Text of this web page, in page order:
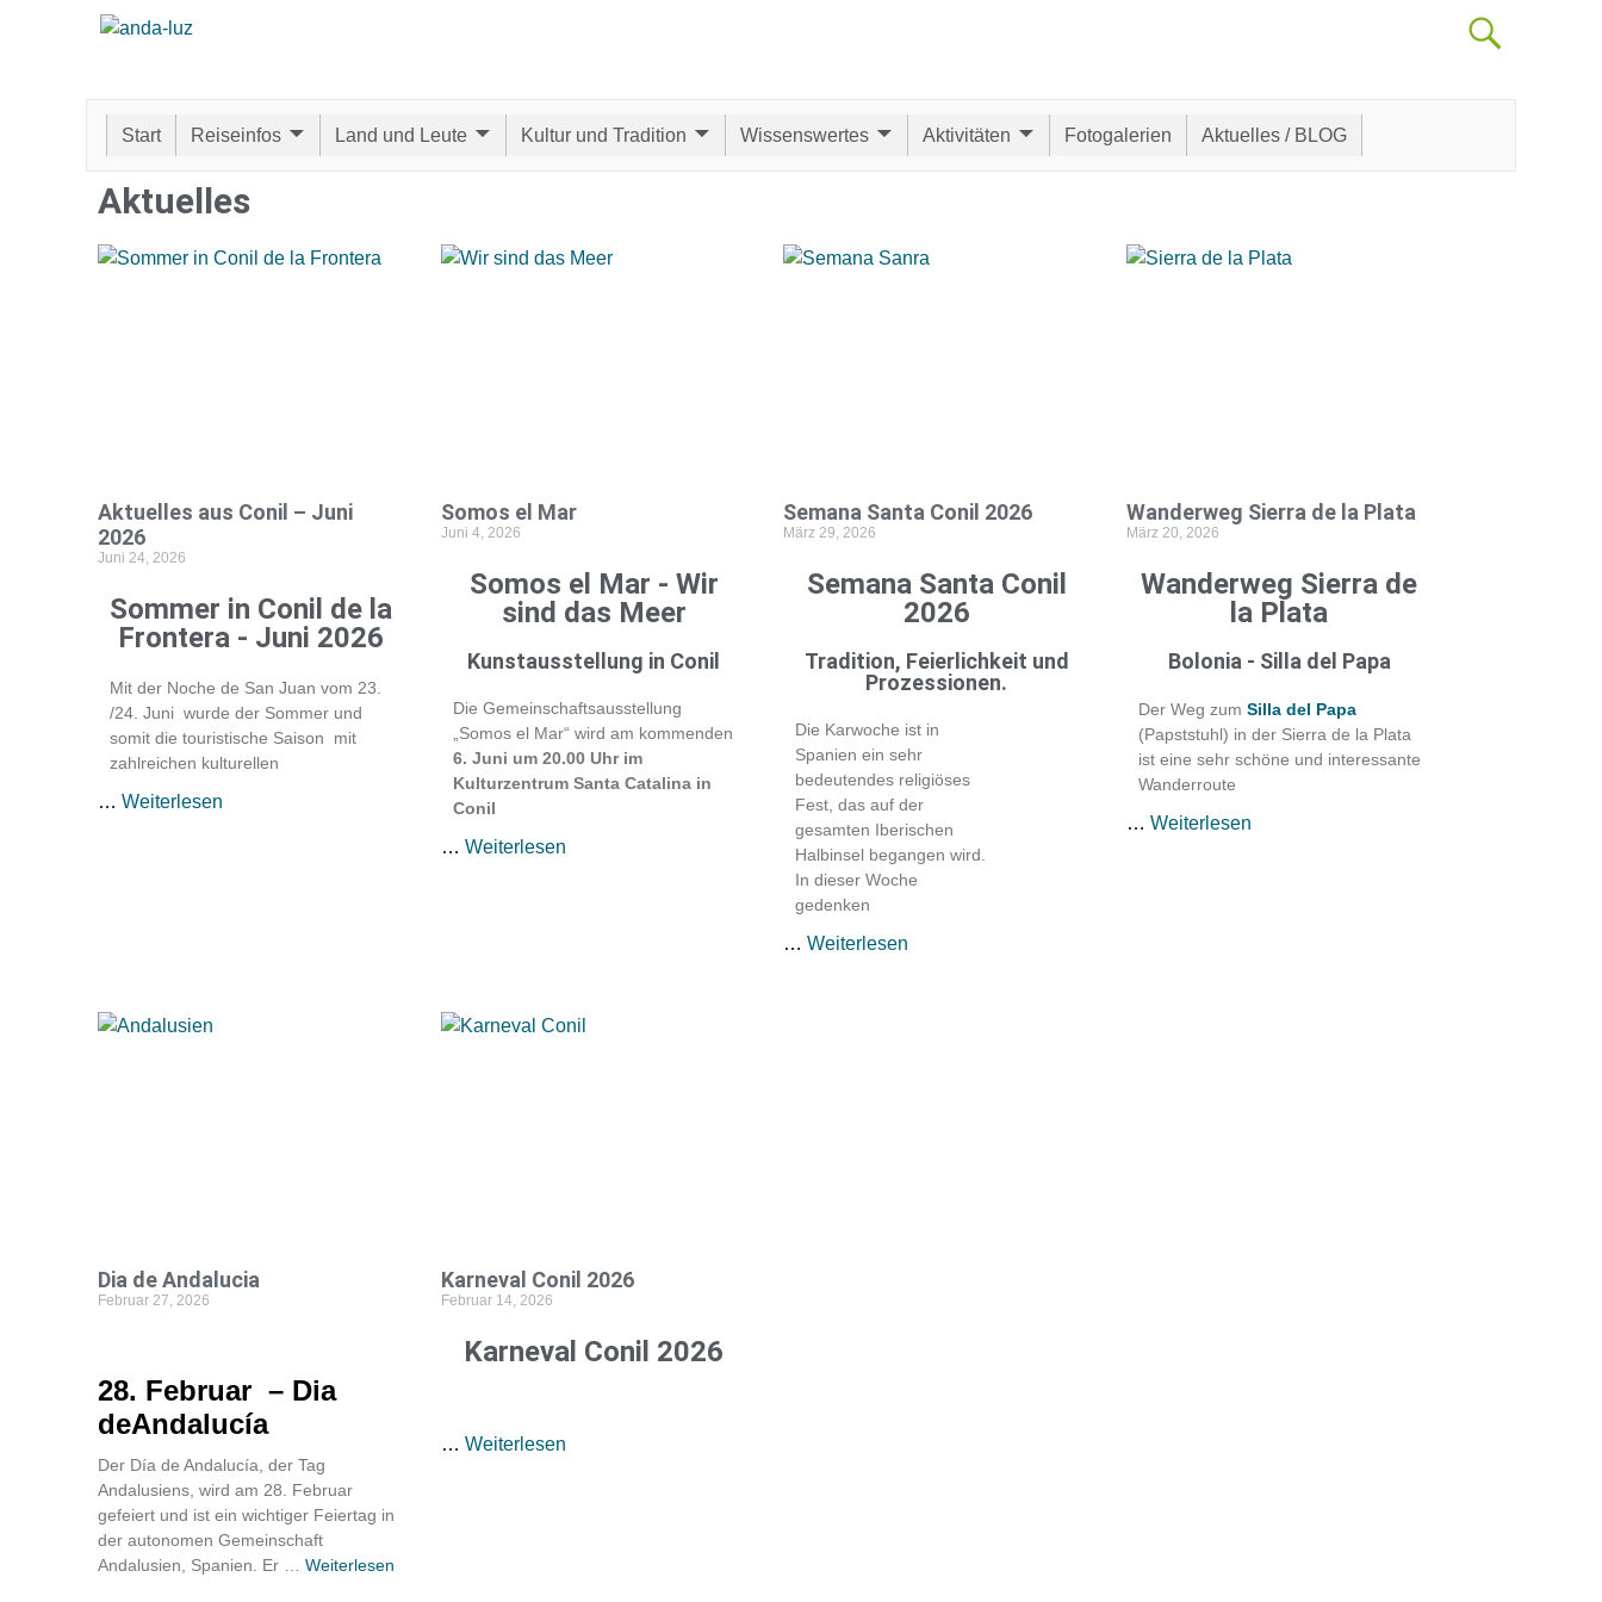
Start Reiseinfos Land und Leute Kultur und Tradition Wissenswertes Aktivitäten Fotogalerien Aktuelles / BLOG
Aktuelles
Aktuelles aus Conil – Juni
2026
Juni 24, 2026
Sommer in Conil de la
Frontera - Juni 2026
Mit der Noche de San Juan vom 23.
/24. Juni wurde der Sommer und
somit die touristische Saison mit
zahlreichen kulturellen
… Weiterlesen
Somos el Mar
Juni 4, 2026
Somos el Mar - Wir
sind das Meer
Kunstausstellung in Conil
Die Gemeinschaftsausstellung
„Somos el Mar“ wird am kommenden
6. Juni um 20.00 Uhr im
Kulturzentrum Santa Catalina in
Conil
… Weiterlesen
Semana Santa Conil 2026
März 29, 2026
Semana Santa Conil
2026
Tradition, Feierlichkeit und
Prozessionen.
Die Karwoche ist in
Spanien ein sehr
bedeutendes religiöses
Fest, das auf der
gesamten Iberischen
Halbinsel begangen wird.
In dieser Woche
gedenken
… Weiterlesen
Wanderweg Sierra de la Plata
März 20, 2026
Wanderweg Sierra de
la Plata
Bolonia - Silla del Papa
Der Weg zum Silla del Papa
(Papststuhl) in der Sierra de la Plata
ist eine sehr schöne und interessante
Wanderroute
… Weiterlesen
Dia de Andalucia
Februar 27, 2026
28. Februar – Dia
deAndalucía
Der Día de Andalucía, der Tag
Andalusiens, wird am 28. Februar
gefeiert und ist ein wichtiger Feiertag in
der autonomen Gemeinschaft
Andalusien, Spanien. Er … Weiterlesen
Karneval Conil 2026
Februar 14, 2026
Karneval Conil 2026
… Weiterlesen